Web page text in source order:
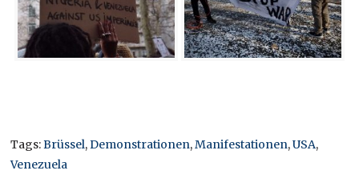
Tags:Brüssel,Demonstrationen,Manifestationen,USA,
Venezuela